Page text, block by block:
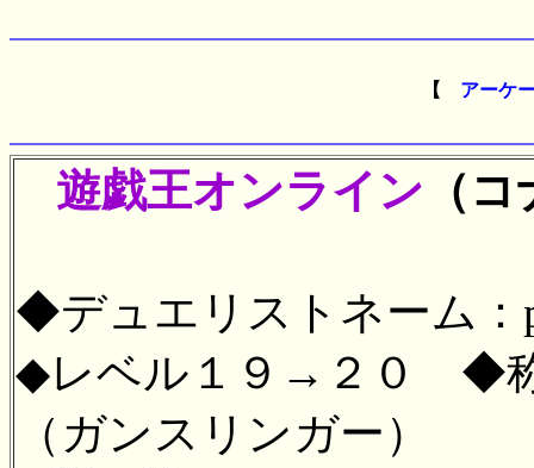
【 アーケ
遊戯王オンライン （
◆デュエリストネーム：
◆レベル１９→２０ ◆称
（ガンスリンガー）